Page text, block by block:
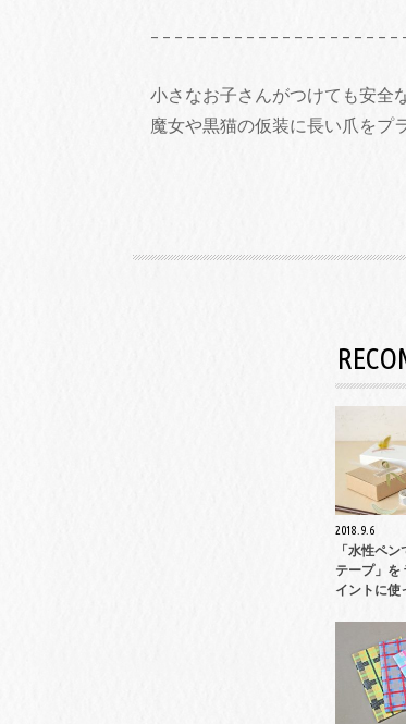
– – – – – – – – – – – – – – – – – – – – –
小さなお子さんがつけても安全
魔女や黒猫の仮装に長い爪をプ
2018.9.6
「水性ペ
テープ」を
イントに使